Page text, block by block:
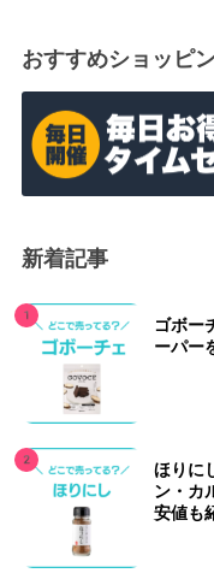
おすすめショッピ
新着記事
ゴボー
ーパー
ほりに
ン・カ
安値も